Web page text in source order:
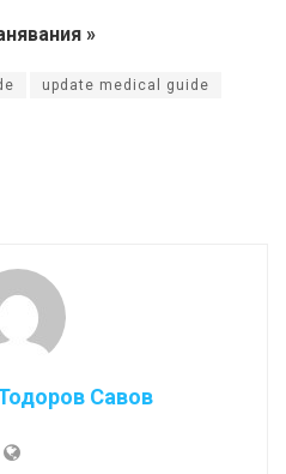
»
update medical guide
Савов